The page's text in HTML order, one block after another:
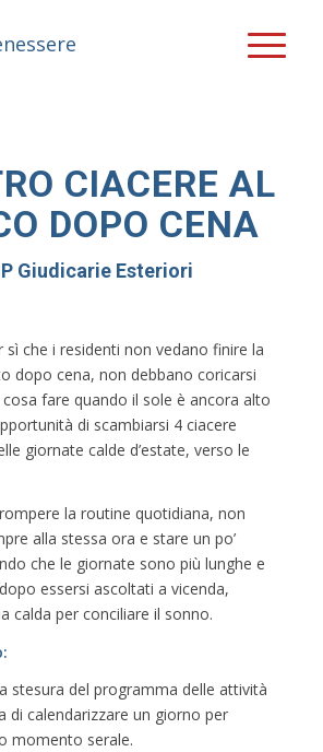
CIACERE AL
DOPO CENA
Giudicarie Esteriori
che i residenti non vedano finire la
dopo cena, non debbano coricarsi
fare quando il sole è ancora alto
di scambiarsi 4 ciacere
giornate calde d’estate, verso le
la routine quotidiana, non
alla stessa ora e stare un po’
che le giornate sono più lunghe e
essersi ascoltati a vicenda,
calda per conciliare il sonno.
stesura del programma delle attività
di calendarizzare un giorno per
momento serale.